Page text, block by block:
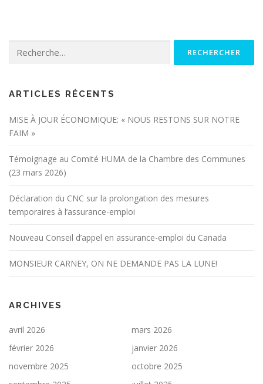
ARTICLES RÉCENTS
MISE À JOUR ÉCONOMIQUE: « NOUS RESTONS SUR NOTRE
FAIM »
Témoignage au Comité HUMA de la Chambre des Communes
(23 mars 2026)
Déclaration du CNC sur la prolongation des mesures
temporaires à l’assurance-emploi
Nouveau Conseil d’appel en assurance-emploi du Canada
MONSIEUR CARNEY, ON NE DEMANDE PAS LA LUNE!
ARCHIVES
avril 2026
mars 2026
février 2026
janvier 2026
novembre 2025
octobre 2025